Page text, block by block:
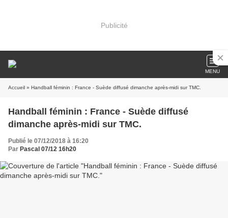
Publicité
MENU
Accueil » Handball féminin : France - Suède diffusé dimanche après-midi sur TMC.
Handball féminin : France - Suède diffusé
dimanche après-midi sur TMC.
Publié le 07/12/2018 à 16:20
Par Pascal 07/12 16h20